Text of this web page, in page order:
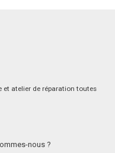
et atelier de réparation toutes
nous ?